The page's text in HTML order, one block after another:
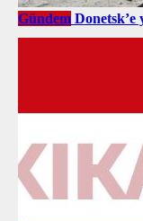
Gündem Donetsk’e